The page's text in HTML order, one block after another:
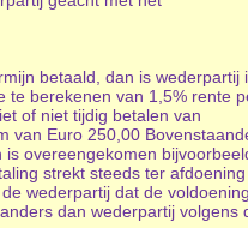
betaald, dan is wederpartij
te berekenen van 1,5% rente
of niet tijdig betalen van
van Euro 250,00
overeengekomen
strekt steeds ter afdoening
wederpartij dat de voldoening
dan wederpartij volgens